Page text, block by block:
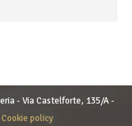
- Via Castelforte, 135/A -
policy